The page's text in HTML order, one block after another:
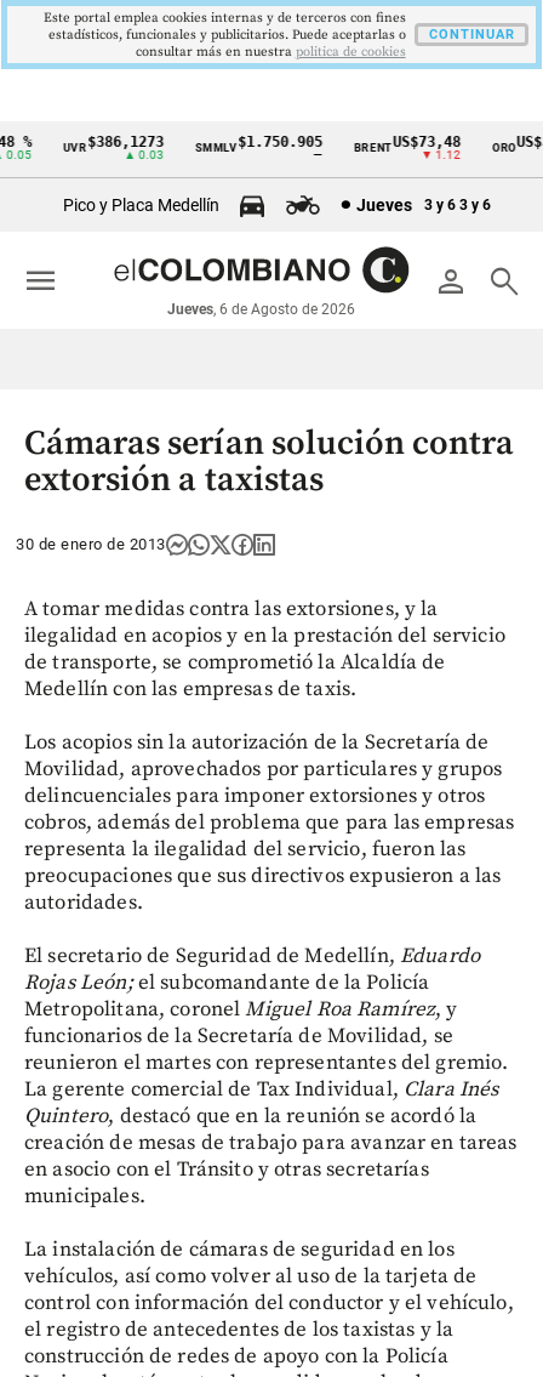
Cintillo
económicos
Colombia
UVR$386,1273
▲ 0.03
SMMLV$1.750.905 BRENTUS$73,48
▼ 1.12
ORO
Pico y Placa Medellín Jueves 3 y 6 3 y 6
person search
Jueves, 6 de Agosto de 2026
menu
Cámaras serían solución contra
extorsión a taxistas
30 de enero de 2013
A tomar medidas contra las extorsiones, y la
ilegalidad en acopios y en la prestación del servicio
de transporte, se comprometió la Alcaldía de
Medellín con las empresas de taxis.
Los acopios sin la autorización de la Secretaría de
Movilidad, aprovechados por particulares y grupos
delincuenciales para imponer extorsiones y otros
cobros, además del problema que para las empresas
representa la ilegalidad del servicio, fueron las
preocupaciones que sus directivos expusieron a las
autoridades.
El secretario de Seguridad de Medellín, Eduardo
Rojas León;el subcomandante de la Policía
Metropolitana, coronelMiguel Roa Ramírez, y
funcionarios de la Secretaría de Movilidad, se
reunieron el martes con representantes del gremio.
La gerente comercial de Tax Individual, Clara Inés
Quintero, destacó que en la reunión se acordó la
creación de mesas de trabajo para avanzar en tareas
en asocio con el Tránsito y otras secretarías
municipales.
La instalación de cámaras de seguridad en los
vehículos, así como volver al uso de la tarjeta de
control con información del conductor y el vehículo,
el registro de antecedentes de los taxistas y la
construcción de redes de apoyo con la Policía
Este portal emplea cookies internas y de terceros con fines
estadísticos, funcionales y publicitarios. Puede aceptarlas o
consultar más en nuestra politica de cookies
CONTINUAR